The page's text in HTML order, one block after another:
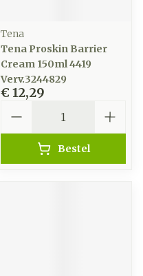
Tena
Tena Proskin Barrier
Cream 150ml 4419
Verv.3244829
€ 12,29
Bestel